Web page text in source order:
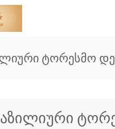
ტორესმო